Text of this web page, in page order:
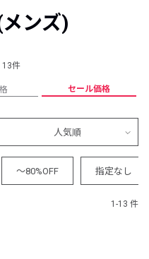
ンズ)
13件
セール価格
人気順
～80%OFF 指定なし
1-13 件